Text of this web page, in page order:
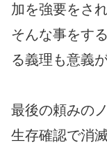
加を強要をさ
そんな事をす
る義理も意義
最後の頼みの
生存確認で消滅